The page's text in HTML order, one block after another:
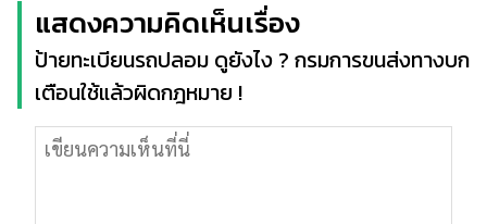
แสดงความคิดเห็นเรื่อง
ป้ายทะเบียนรถปลอม ดูยังไง ? กรมการขนส่งทางบก
เตือนใช้แล้วผิดกฎหมาย !